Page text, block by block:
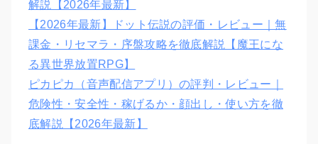
解説【2026年最新】
【2026年最新】ドット伝説の評価・レビュー｜無
課金・リセマラ・序盤攻略を徹底解説【魔王にな
る異世界放置RPG】
ピカピカ（音声配信アプリ）の評判・レビュー｜
危険性・安全性・稼げるか・顔出し・使い方を徹
底解説【2026年最新】